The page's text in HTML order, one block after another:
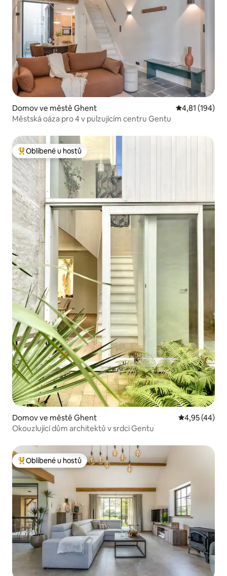
Domov ve městě Ghent Průměrné
4,81 (194)
Městská oáza pro 4 v pulzujícím centru Gentu
Nejlepší v kategorii Oblíbené u hostů
Oblíbené u hostů
Domov ve městě Ghent Průměrné
4,95 (44)
Okouzlující dům architektů v srdci Gentu
Nejlepší v kategorii Oblíbené u hostů
Oblíbené u hostů